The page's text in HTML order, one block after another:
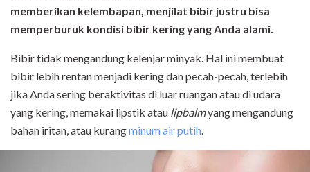
memberikan kelembapan, menjilat bibir justru bisa
memperburuk kondisi bibir kering yang Anda alami.
Bibir tidak mengandung kelenjar minyak. Hal ini membuat
bibir lebih rentan menjadi kering dan pecah-pecah, terlebih
jika Anda sering beraktivitas di luar ruangan atau di udara
yang kering, memakai lipstik atau lipbalmyang mengandung
bahan iritan, atau kurangminum air putih.